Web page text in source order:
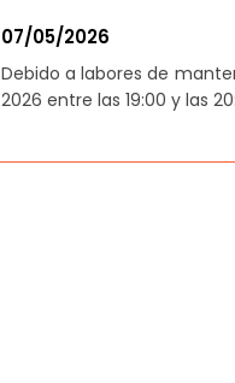
Cambio de
Ampliación de capital
07/05/2026
​Debido a labores de
2026 entre las 19:00 y las